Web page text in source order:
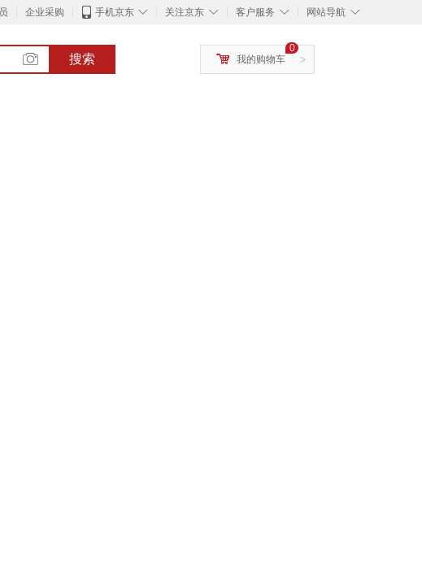
企业采购 ◇
手机京东 ◇
关注京东 ◇
客户服务 ◇
网站导航
搜索 >
0
我的购物车